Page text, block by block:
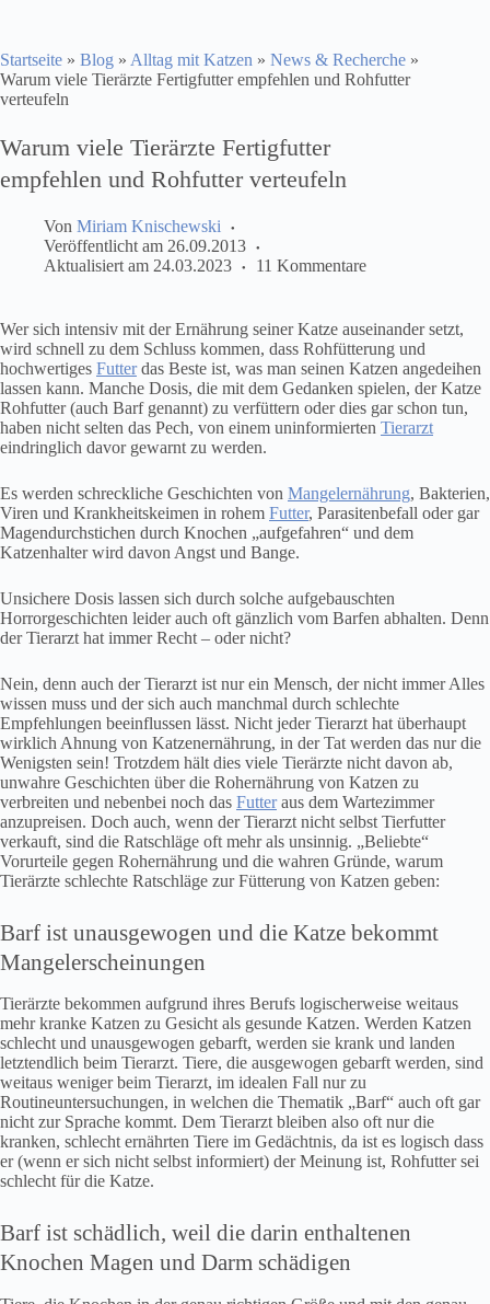
Startseite » Blog » Alltag mit Katzen » News & Recherche »
Warum viele Tierärzte Fertigfutter empfehlen und Rohfutter
verteufeln
Warum viele Tierärzte Fertigfutter
empfehlen und Rohfutter verteufeln
Von Miriam Knischewski
Veröffentlicht am 26.09.2013
Aktualisiert am 24.03.2023 11 Kommentare
Wer sich intensiv mit der Ernährung seiner Katze auseinander setzt,
wird schnell zu dem Schluss kommen, dass Rohfütterung und
hochwertiges Futterdas Beste ist, was man seinen Katzen angedeihen
lassen kann. Manche Dosis, die mit dem Gedanken spielen, der Katze
Rohfutter (auch Barf genannt) zu verfüttern oder dies gar schon tun,
haben nicht selten das Pech, von einem uninformierten Tierarzt
eindringlich davor gewarnt zu werden.
Es werden schreckliche Geschichten von Mangelernährung, Bakterien,
Viren und Krankheitskeimen in rohem Futter, Parasitenbefall oder gar
Magendurchstichen durch Knochen „aufgefahren“ und dem
Katzenhalter wird davon Angst und Bange.
Unsichere Dosis lassen sich durch solche aufgebauschten
Horrorgeschichten leider auch oft gänzlich vom Barfen abhalten. Denn
der Tierarzt hat immer Recht – oder nicht?
Nein, denn auch der Tierarzt ist nur ein Mensch, der nicht immer Alles
wissen muss und der sich auch manchmal durch schlechte
Empfehlungen beeinflussen lässt. Nicht jeder Tierarzt hat überhaupt
wirklich Ahnung von Katzenernährung, in der Tat werden das nur die
Wenigsten sein! Trotzdem hält dies viele Tierärzte nicht davon ab,
unwahre Geschichten über die Rohernährung von Katzen zu
verbreiten und nebenbei noch das Futteraus dem Wartezimmer
anzupreisen. Doch auch, wenn der Tierarzt nicht selbst Tierfutter
verkauft, sind die Ratschläge oft mehr als unsinnig. „Beliebte“
Vorurteile gegen Rohernährung und die wahren Gründe, warum
Tierärzte schlechte Ratschläge zur Fütterung von Katzen geben:
Barf ist unausgewogen und die Katze bekommt
Mangelerscheinungen
Tierärzte bekommen aufgrund ihres Berufs logischerweise weitaus
mehr kranke Katzen zu Gesicht als gesunde Katzen. Werden Katzen
schlecht und unausgewogen gebarft, werden sie krank und landen
letztendlich beim Tierarzt. Tiere, die ausgewogen gebarft werden, sind
weitaus weniger beim Tierarzt, im idealen Fall nur zu
Routineuntersuchungen, in welchen die Thematik „Barf“ auch oft gar
nicht zur Sprache kommt. Dem Tierarzt bleiben also oft nur die
kranken, schlecht ernährten Tiere im Gedächtnis, da ist es logisch dass
er (wenn er sich nicht selbst informiert) der Meinung ist, Rohfutter sei
schlecht für die Katze.
Barf ist schädlich, weil die darin enthaltenen
Knochen Magen und Darm schädigen